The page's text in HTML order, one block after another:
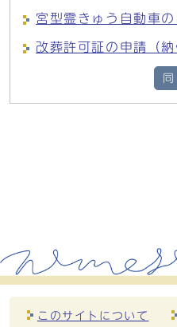
宮型霊きゅう自動車の
改葬許可証の申請（納
このサイトについて